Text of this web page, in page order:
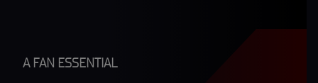
A FAN ESSENTIAL